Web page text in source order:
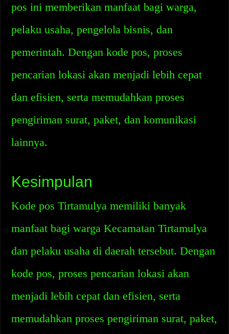
pos ini memberikan manfaat bagi warga,
pelaku usaha, pengelola bisnis, dan
pemerintah. Dengan kode pos, proses
pencarian lokasi akan menjadi lebih cepat
dan efisien, serta memudahkan proses
pengiriman surat, paket, dan komunikasi
lainnya.
Kesimpulan
Kode pos Tirtamulya memiliki banyak
manfaat bagi warga Kecamatan Tirtamulya
dan pelaku usaha di daerah tersebut. Dengan
kode pos, proses pencarian lokasi akan
menjadi lebih cepat dan efisien, serta
memudahkan proses pengiriman surat, paket,